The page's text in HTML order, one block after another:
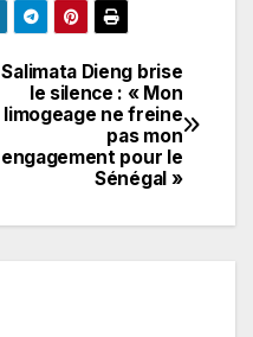
Salimata Dieng brise
le silence : « Mon
limogeage ne freine
pas mon
engagement pour le
Sénégal »